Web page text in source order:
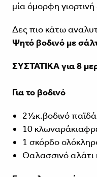
μία όμορφη
Δες πιο κάτω
Ψητό βοδινό με
ΣΥΣΤΑΤΙΚΑ για 8
Για το βοδινό
2½κ.βοδινό
10
1 σκόρδο
Θαλασσινό αλάτι